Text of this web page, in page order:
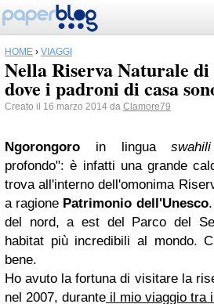
HOME › VIAGGI
Nella Riserva Naturale
dove i padroni di casa
Creato il 16 marzo 2014 da Clamore79
Ngorongoro in lingua
profondo": è infatti una grande
trova all'interno dell'omonima
a ragione Patrimonio dell'Unesco
del nord, a est del Parco del
habitat più incredibili al mondo.
bene.
Ho avuto la fortuna di visitare la
nel 2007, durante il mio viaggio tra